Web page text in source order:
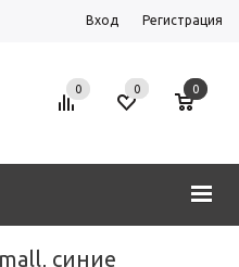
Вход Регистрация
0 0 0
синие